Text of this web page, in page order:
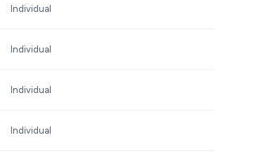
Individual
Individual
Individual
Individual